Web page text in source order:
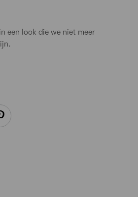
een look die we niet meer